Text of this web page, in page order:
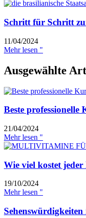
Schritt für Schritt
11/04/2024
Mehr lesen "
Ausgewählte
Beste professionelle
21/04/2024
Mehr lesen "
Wie viel kostet jeder
19/10/2024
Mehr lesen "